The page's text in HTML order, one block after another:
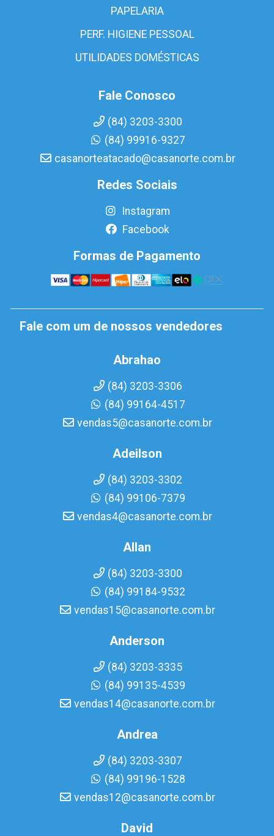
PAPELARIA
PERF. HIGIENE PESSOAL
UTILIDADES DOMÉSTICAS
Fale Conosco
(84) 3203-3300
(84) 99916-9327
casanorteatacado@casanorte.com.br
Redes Sociais
Instagram
Facebook
Formas de Pagamento
Fale com um de nossos vendedores
Abrahao
(84) 3203-3306
(84) 99164-4517
vendas5@casanorte.com.br
Adeilson
(84) 3203-3302
(84) 99106-7379
vendas4@casanorte.com.br
Allan
(84) 3203-3300
(84) 99184-9532
vendas15@casanorte.com.br
Anderson
(84) 3203-3335
(84) 99135-4539
vendas14@casanorte.com.br
Andrea
(84) 3203-3307
(84) 99196-1528
vendas12@casanorte.com.br
David